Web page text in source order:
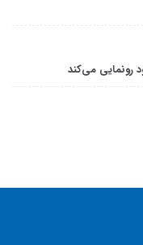
رونمایی می‌کند